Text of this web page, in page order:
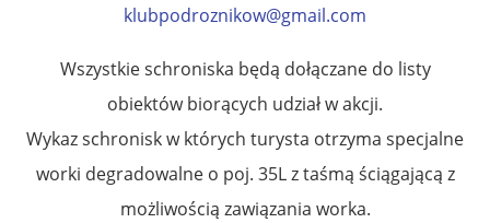
klubpodroznikow@gmail.com
Wszystkie schroniska będą dołączane do listy
obiektów biorących udział w akcji.
Wykaz schronisk w których turysta otrzyma specjalne
worki degradowalne o poj. 35L z taśmą ściągającą z
możliwością zawiązania worka.